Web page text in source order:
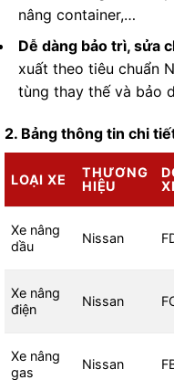
nâng container,…
Dễ dàng bảo trì, sửa
xuất theo tiêu chuẩn
tùng thay thế và bảo
2. Bảng thông tin chi
LOẠI XE
THƯƠNG
HIỆU
Xe nâng
dầu
Nissan
Xe nâng
điện
Nissan
Xe nâng
gas
Nissan